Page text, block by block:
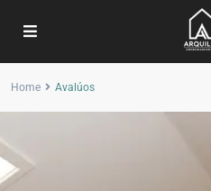
Home Avalúos